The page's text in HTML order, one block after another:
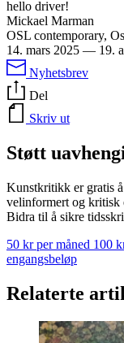
hello driver!
Mickael Marman
OSL contemporary,
14. mars 2025 — 19.
Nyhetsbrev
Del
Skriv ut
Støtt
Kunstkritikk er gratis
velinformert og kritisk
Bidra til å sikre
50 kr per måned 100
engangsbeløp
Relaterte